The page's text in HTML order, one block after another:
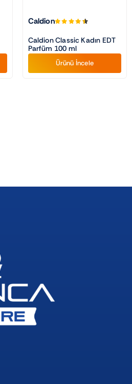
Caldion
Caldion Classic Kadın EDT
Parfüm 100 ml
Ürünü İncele